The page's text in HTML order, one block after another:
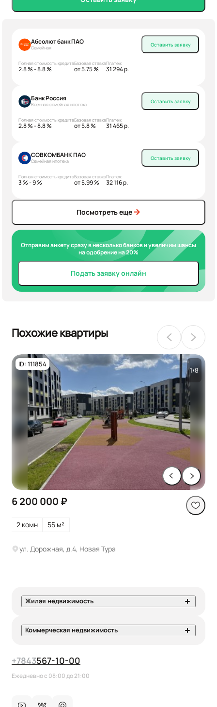
Абсолют банк ПАО
Семейная
Полная стоимость кредита
2.8 % - 8.8 %
Базовая ставка
от 5.75 %
Платеж
31 294 р.
Оставить заявку
Банк Россия
Военная семейная ипотека
Полная стоимость кредита
2.8 % - 8.8 %
Базовая ставка
от 5.8 %
Платеж
31 465 р.
Оставить заявку
СОВКОМБАНК ПАО
Семейная ипотека
Полная стоимость кредита
3 % - 9 %
Базовая ставка
от 5.99 %
Платеж
32 116 р.
Оставить заявку
Посмотреть еще
Отправим анкету сразу в несколько банков и увеличим шансы
на одобрение на 20%
Подать заявку онлайн
Похожие квартиры
ID: 111854
1/8
6 200 000 ₽
2 комн 55 м²
ул. Дорожная, д.4, Новая Тура
Жилая недвижимость
Коммерческая недвижимость
+7843567-10-00
Ежедневно с 08:00 до 21:00